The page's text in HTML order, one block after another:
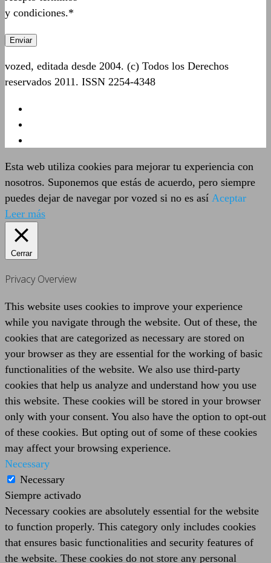
y condiciones.*
vozed, editada desde 2004. (c) Todos los Derechos
reservados 2011. ISSN 2254-4348
Esta web utiliza cookies para mejorar tu experiencia con
nosotros. Suponemos que estás de acuerdo, pero siempre
puedes dejar de navegar por vozed si no es así Aceptar
Leer más
Cerrar
Privacy Overview
This website uses cookies to improve your experience
while you navigate through the website. Out of these, the
cookies that are categorized as necessary are stored on
your browser as they are essential for the working of basic
functionalities of the website. We also use third-party
cookies that help us analyze and understand how you use
this website. These cookies will be stored in your browser
only with your consent. You also have the option to opt-out
of these cookies. But opting out of some of these cookies
may affect your browsing experience.
Necessary
Necessary
Siempre activado
Necessary cookies are absolutely essential for the website
to function properly. This category only includes cookies
that ensures basic functionalities and security features of
the website. These cookies do not store any personal